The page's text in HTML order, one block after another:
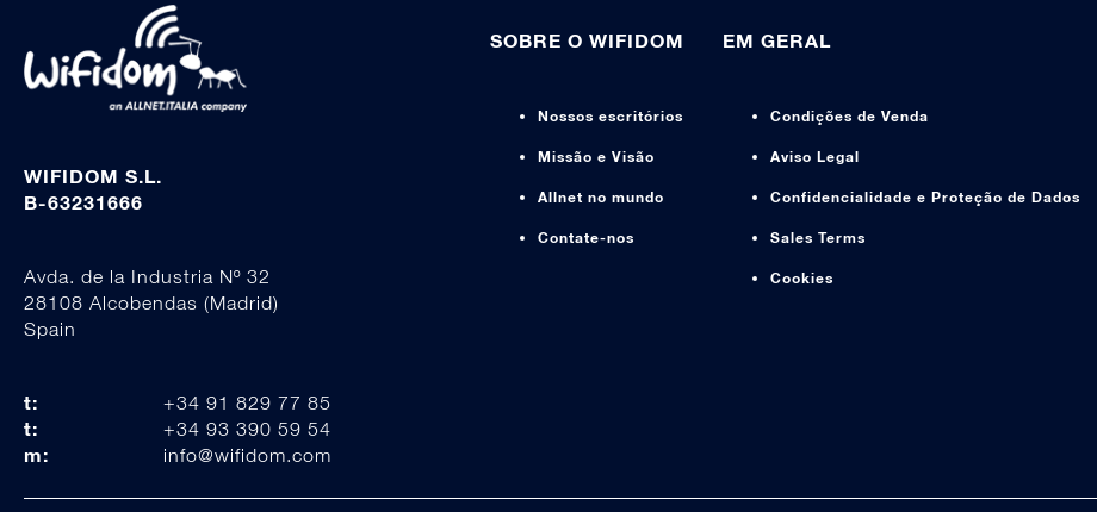
WIFIDOM S.L.
B-63231666
Avda. de la Industria Nº 32
28108 Alcobendas (Madrid)
Spain
t: +34 91 829 77 85
t: +34 93 390 59 54
m: info@wifidom.com
SOBRE O WIFIDOM
Nossos escritórios
Missão e Visão
Allnet no mundo
Contate-nos
EM GERAL
Condições de Venda
Aviso Legal
Confidencialidade e Proteção de Dados
Sales Terms
Cookies